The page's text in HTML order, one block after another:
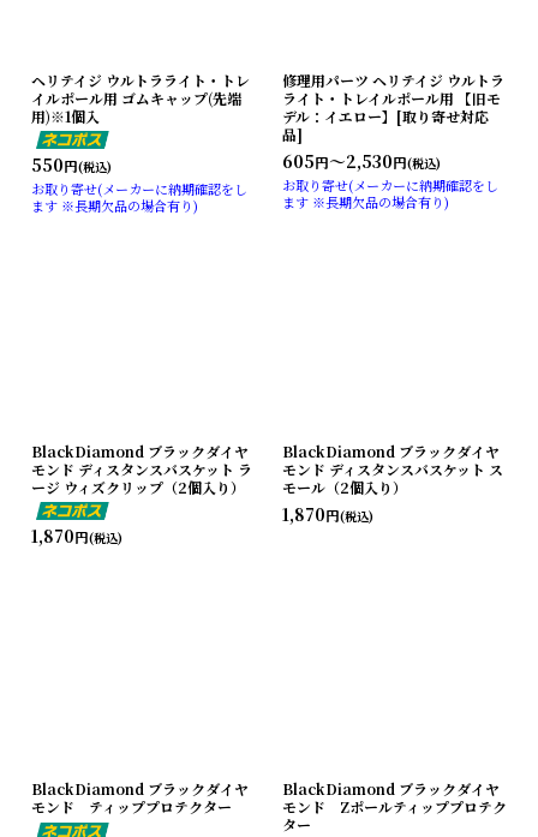
ヘリテイジ ウルトラライト・トレ
イルポール用 ゴムキャップ(先端
用)※1個入
550円(税込)
お取り寄せ(メーカーに納期確認をし
ます ※長期欠品の場合有り)
修理用パーツ ヘリテイジ ウルトラ
ライト・トレイルポール用 【旧モ
デル：イエロー】[取り寄せ対応
品]
605円～2,530円(税込)
お取り寄せ(メーカーに納期確認をし
ます ※長期欠品の場合有り)
BlackDiamond ブラックダイヤ
モンド ディスタンスバスケット ラ
ージ ウィズクリップ（2個入り）
1,870円(税込)
BlackDiamond ブラックダイヤ
モンド ディスタンスバスケット ス
モール（2個入り）
1,870円(税込)
BlackDiamond ブラックダイヤ
モンド ティッププロテクター
BlackDiamond ブラックダイヤ
モンド Zポールティッププロテク
ター